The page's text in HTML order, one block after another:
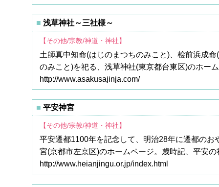
浅草神社～三社様～
【その他/宗教/神道・神社】
土師真中知命(はじのまつちのみこと)、桧前浜成
のみこと)を祀る、浅草神社(東京都台東区)のホー
http://www.asakusajinja.com/
平安神宮
【その他/宗教/神道・神社】
平安遷都1100年を記念して、明治28年に遷都の
宮(京都市左京区)のホームページ。歳時記、平安
http://www.heianjingu.or.jp/index.html